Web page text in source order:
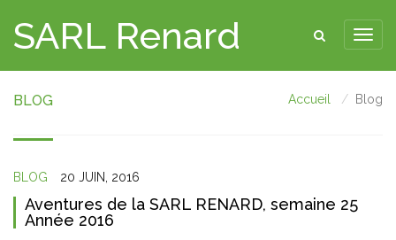
SARL Renard
BLOG Accueil Blog
BLOG 20 JUIN, 2016
Aventures de la SARL RENARD, semaine 25
Année 2016